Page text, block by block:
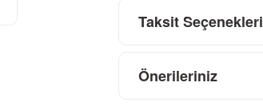
Taksit Seçenekleri
Önerileriniz